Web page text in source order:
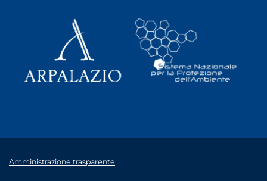
Amministrazione trasparente